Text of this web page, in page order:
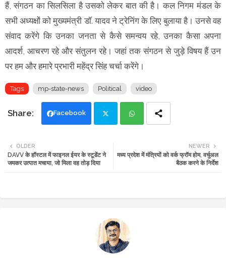
हैं, संगठन का सिलसिला है उसको लेकर बात की है। कल निगम मंडल के
सभी अध्यक्षों को मुख्यमंत्री डॉ. यादव ने ट्रेनिंग के लिए बुलाया है। उनसे वह
संवाद करेंगे कि उनका जनता से कैसे समन्वय रहे, उनका कैसा अपना
आदर्श, आचरण रहे और संतुलन रहे। जहां तक संगठन से जुड़े विषय हैं उन
पर हम और हमारे प्रभारी महेंद्र सिंह चर्चा करेंगे।
Tags mp-state-news Political video
Facebook
tte ats
NEWER
मध्य प्रदेश में मंत्रियों को वर्क फ्रॉम होम, वर्चुअल
बैठक करने के निर्देश
OLDER
DAVV के हॉस्टल में फाइनल ईयर के स्टूडेंट ने
जमकर उत्पात मचाया, जो मिला वह तोड़ दिया